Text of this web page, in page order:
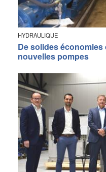
HYDRAULIQUE
De solides
nouvelles pompes